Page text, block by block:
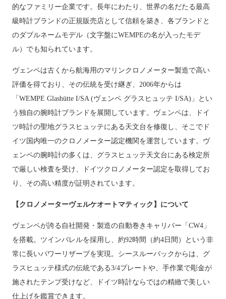
的なファミリー企業です。長年にわたり、世界の名だたる最高
級時計ブランドの正規販売店として信頼を築き、各ブランドと
のダブルネームモデル（文字盤にWEMPEの名が入ったモデ
ル）でも知られています。
ヴェンペは古くから航海用のマリンクロノメーター製造で高い
評価を得ており、その伝統を受け継ぎ、2006年からは
「WEMPE Glashütte I/SA (ヴェンペ グラスヒュッテ I/SA)」とい
う独自の腕時計ブランドを展開しています。ヴェンペは、ドイ
ツ時計の聖地グラスヒュッテにある天文台を修復し、そこでド
イツ国内唯一のクロノメーター認定機関を運営しています。ヴ
ェンペの腕時計の多くは、グラスヒュッテ天文台にある検定所
で厳しい検査を受け、ドイツクロノメーター認定を取得してお
り、その高い精度が証明されています。
【クロノメーターヴェルケオートマティック】について
ヴェンペが誇る自社開発・製造の自動巻きキャリバー「CW4」
を搭載。ツインバレルを採用し、約92時間（約4日間）という非
常に長いパワーリザーブを実現。シースルーバックからは、グ
ラスヒュッテ様式の伝統である3/4プレートや、手作業で彫金が
施されたテンプ受けなど、ドイツ時計ならではの精緻で美しい
仕上げを鑑賞できます。